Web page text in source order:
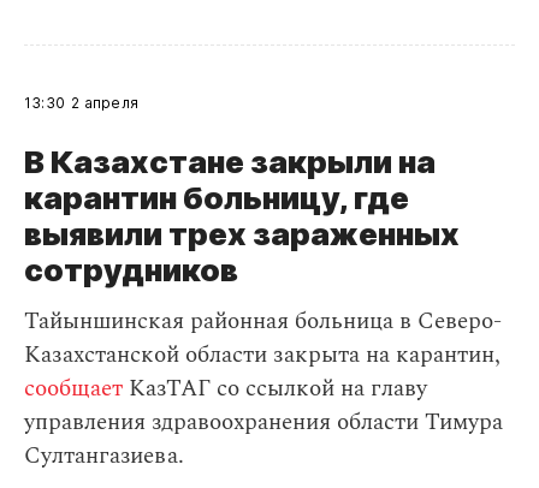
13:30 2 апреля
В Казахстане закрыли на
карантин больницу, где
выявили трех зараженных
сотрудников
Тайыншинская районная больница в Северо-
Казахстанской области закрыта на карантин,
сообщает КазТАГ со ссылкой на главу
управления здравоохранения области Тимура
Султангазиева.